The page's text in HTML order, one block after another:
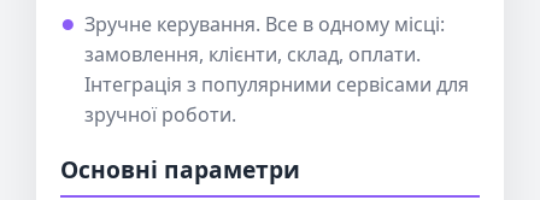
Зручне керування. Все в одному місці:
замовлення, клієнти, склад, оплати.
Інтеграція з популярними сервісами для
зручної роботи.
Основні параметри